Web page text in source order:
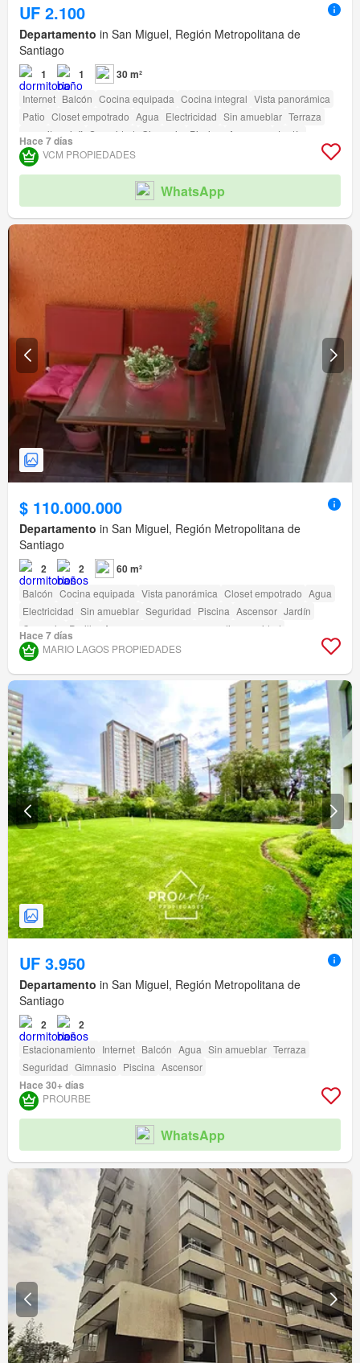
UF 2.100
Departamento in San Miguel, Región Metropolitana de
Santiago
1 1 30 m²
Internet Balcón Cocina equipada Cocina integral Vista panorámica
Patio Closet empotrado Agua Electricidad Sin amueblar Terraza
amenity_wi_fi Seguridad Gimnasio Piscina Ascensor
Jardín
Conserje Parilla Caseta de vigilancia
Hace 7 días
VCM PROPIEDADES
WhatsApp
$ 110.000.000
Departamento in San Miguel, Región Metropolitana de
Santiago
2 2 60 m²
Balcón Cocina equipada Vista panorámica Closet empotrado Agua
Electricidad Sin amueblar Seguridad Piscina Ascensor Jardín
Conserje Parilla Acceso para personas con discapacidad
Hace 7 días
MARIO LAGOS PROPIEDADES
UF 3.950
Departamento in San Miguel, Región Metropolitana de
Santiago
2 2
Estacionamiento Internet Balcón Agua Sin amueblar Terraza
Seguridad Gimnasio Piscina Ascensor
Hace 30+ días
PROURBE
WhatsApp